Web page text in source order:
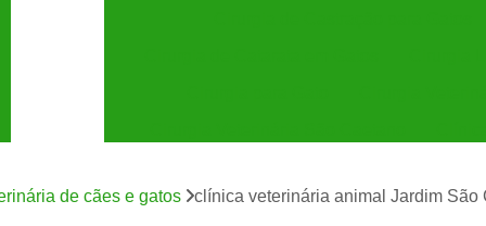
Clínica Veterinária Especializada em Cães
de cães e gatos clínica veterinária animal Jardim São